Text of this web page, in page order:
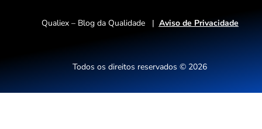
Qualiex – Blog da Qualidade | Aviso de Privacidade
Todos os direitos reservados © 2026